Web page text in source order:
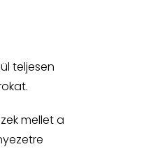
teljesen
mellet a